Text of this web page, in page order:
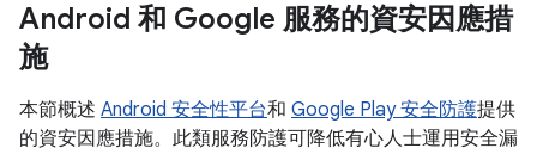
Android 和 Google 服務的資安因應措
施
本節概述 Android 安全性平台和 Google Play 安全防護提供
的資安因應措施。此類服務防護可降低有心人士運用安全漏